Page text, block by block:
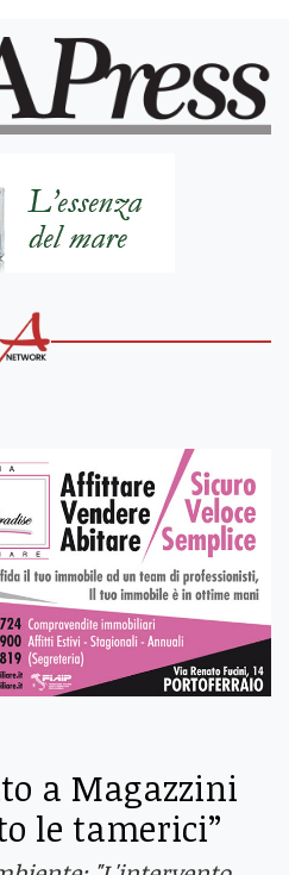
a Magazzini
le tamerici”